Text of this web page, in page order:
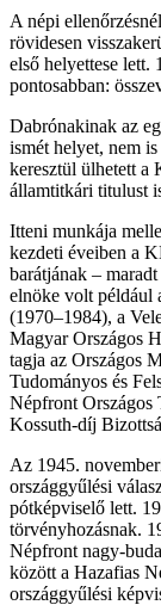
A népi
rövidesen
első helyettese lett.
pontosabban:
Dabrónakinak az
ismét helyet, nem
keresztül ülhetett a
államtitkári titulust
Itteni munkája
kezdeti éveiben a
barátjának –
elnöke volt például
(1970–1984), a
Magyar Országos
tagja az Országos
Tudományos és
Népfront Országos
Kossuth-díj
Az 1945.
országgyűlési
pótképviselő lett.
törvényhozásnak.
Népfront nagy-
között a Hazafias
országgyűlési